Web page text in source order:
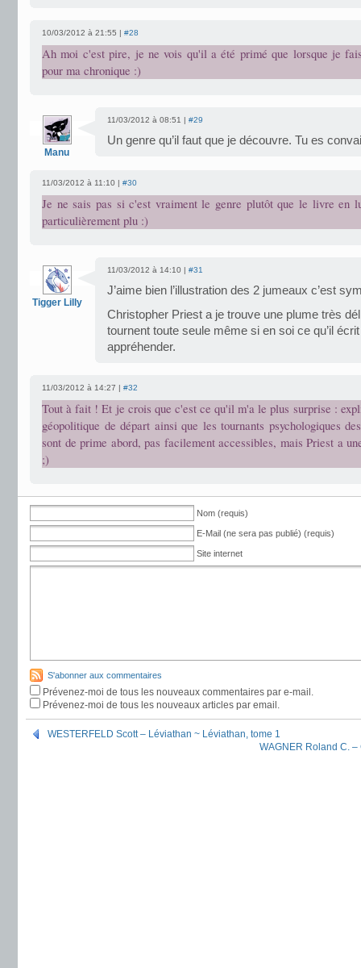
10/03/2012 à 21:55 | #28
Ah moi c'est pire, je ne vois qu'il a été primé que lorsque je
pour ma chronique :)
Manu
11/03/2012 à 08:51 | #29
Un genre qu’il faut que je découvre. Tu es
11/03/2012 à 11:10 | #30
Je ne sais pas si c'est vraiment le genre plutôt que le livre en
particulièrement plu :)
Tigger Lilly
11/03/2012 à 14:10 | #31
J’aime bien l’illustration des 2 jumeaux c’est
Christopher Priest a je trouve une plume très
tournent toute seule même si en soi ce qu’il
appréhender.
11/03/2012 à 14:27 | #32
Tout à fait ! Et je crois que c'est ce qu'il m'a le plus surprise :
géopolitique de départ ainsi que les tournants psychologiques
sont de prime abord, pas facilement accessibles, mais Priest a
;)
Nom (requis)
E-Mail (ne sera pas publié) (requis)
Site internet
S'abonner aux commentaires
Prévenez-moi de tous les nouveaux commentaires par e-mail.
Prévenez-moi de tous les nouveaux articles par email.
WESTERFELD Scott – Léviathan ~ Léviathan, tome 1
WAGNER Roland C.